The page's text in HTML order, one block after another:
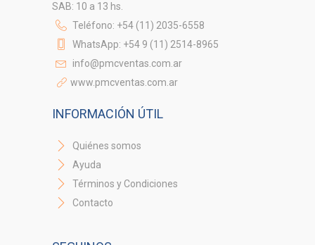
SAB: 10 a 13 hs.
Teléfono: +54 (11) 2035-6558
WhatsApp: +54 9 (11) 2514-8965
info@pmcventas.com.ar
www.pmcventas.com.ar
INFORMACIÓN ÚTIL
Quiénes somos
Ayuda
Términos y Condiciones
Contacto